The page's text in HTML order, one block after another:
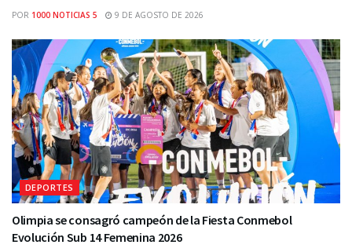
POR 1000 NOTICIAS 5 9 DE AGOSTO DE 2026
DEPORTES
Olimpia se consagró campeón de la Fiesta Conmebol
Evolución Sub 14 Femenina 2026